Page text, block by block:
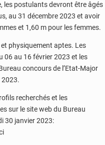
les postulants devront être âgés
au 31 décembre 2023 et avoir
et 1,60 m pour les femmes.
physiquement aptes. Les
06 au 16 février 2023 et les
concours de l’Etat-Major
2023.
recherchés et les
sur le site web du Bureau
30 janvier 2023: